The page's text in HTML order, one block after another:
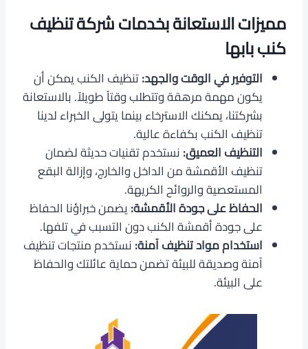
مميزات الاستعانة بخدمات شركة تنظيف
كنب بابها
التوفير في الوقت والجهد:تنظيف الكنب يمكن أن
يكون مهمة مرهقة وتتطلب وقتاً طويلاً. بالاستعانة
بشركتنا، يمكنك الاسترخاء بينما يتولى الخبراء لدينا
تنظيف الكنب بكفاءة عالية.
التنظيف العميق:نستخدم تقنيات حديثة لضمان
تنظيف الأقمشة من الداخل والخارج، وإزالة البقع
المستعصية والروائح الكريهة.
الحفاظ على جودة الأقمشة:يضمن خبراؤنا الحفاظ
على جودة أقمشة الكنب دون التسبب في تلفها.
استخدام مواد تنظيف آمنة:نستخدم منتجات تنظيف
آمنة وصديقة للبيئة تضمن حماية عائلتك والحفاظ
على البيئة.